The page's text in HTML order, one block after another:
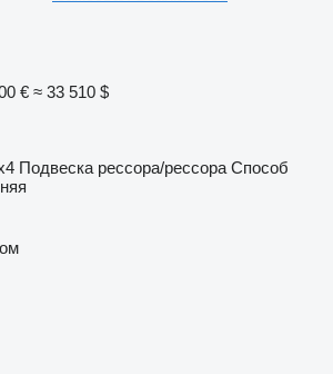
€ ≈ 33 510 $
Подвеска рессора/рессора Способ